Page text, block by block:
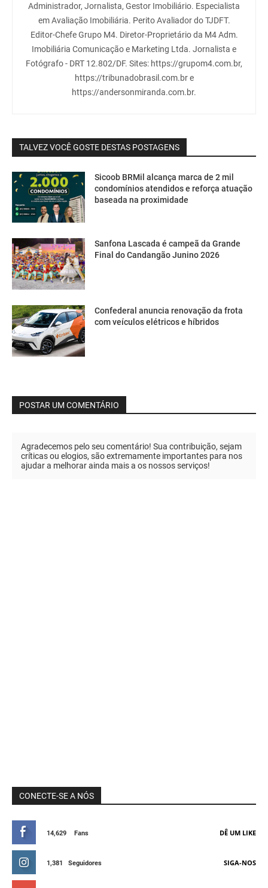
Administrador, Jornalista, Gestor Imobiliário. Especialista
em Avaliação Imobiliária. Perito Avaliador do TJDFT.
Editor-Chefe Grupo M4. Diretor-Proprietário da M4 Adm.
Imobiliária Comunicação e Marketing Ltda. Jornalista e
Fotógrafo - DRT 12.802/DF. Sites: https://grupom4.com.br,
https://tribunadobrasil.com.br e
https://andersonmiranda.com.br.
TALVEZ VOCÊ GOSTE DESTAS POSTAGENS
Sicoob BRMil alcança marca de 2 mil
condomínios atendidos e reforça atuação
baseada na proximidade
Sanfona Lascada é campeã da Grande
Final do Candangão Junino 2026
Confederal anuncia renovação da frota
com veículos elétricos e híbridos
POSTAR UM COMENTÁRIO
Agradecemos pelo seu comentário! Sua contribuição, sejam
críticas ou elogios, são extremamente importantes para nos
ajudar a melhorar ainda mais a os nossos serviços!
CONECTE-SE A NÓS
14,629 Fans DÊ UM LIKE
1,381 Seguidores SIGA-NOS